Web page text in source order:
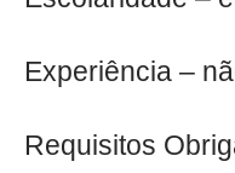
Experiência –
Requisitos